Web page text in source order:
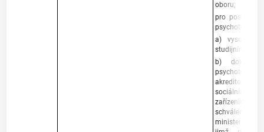
oboru;
pro
psychoterapie:
a)
studijním
b) doklad o
sociálních
zařízením
ministerstvem